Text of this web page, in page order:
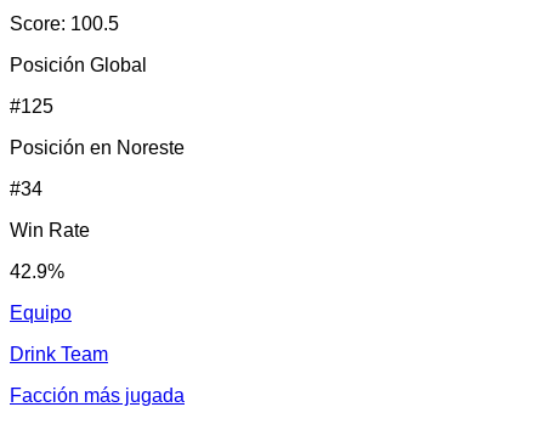
Score: 100.5
Posición Global
#125
Posición en Noreste
#34
Win Rate
42.9%
Equipo
Drink Team
Facción más jugada